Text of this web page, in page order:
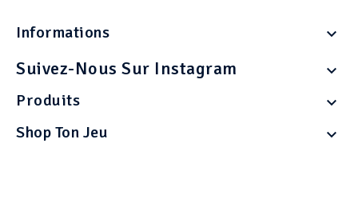
Informations 
Suivez-Nous Sur Instagram 
Produits 
Shop Ton Jeu 